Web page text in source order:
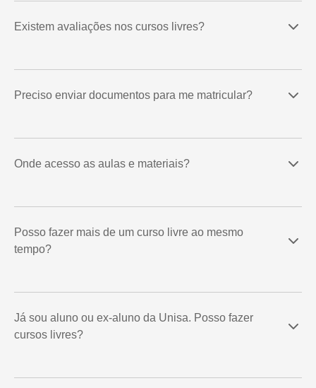
Existem avaliações nos cursos livres?
Preciso enviar documentos para me matricular?
Onde acesso as aulas e materiais?
Posso fazer mais de um curso livre ao mesmo
tempo?
Já sou aluno ou ex-aluno da Unisa. Posso fazer
cursos livres?